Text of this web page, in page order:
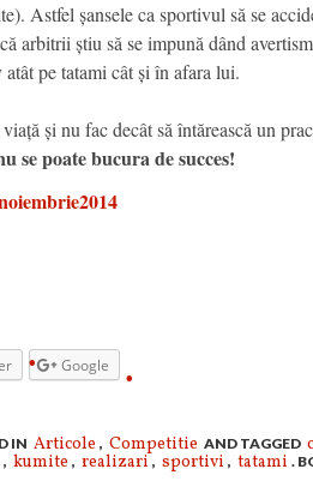
Astfel șansele ca sportivul să se
arbitrii știu să se impună dând
pe tatami cât și în afara lui.
și nu fac decât să întărească un
se poate bucura de succes!
Google
IN Articole , Competitie AND TAGGED
, kumite , realizari , sportivi , tatami .